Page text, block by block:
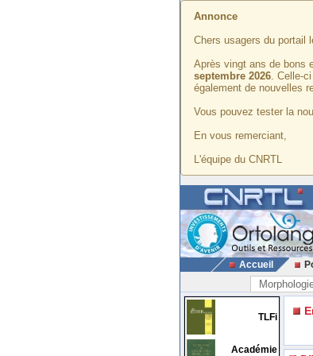
Annonce
Chers usagers du portail
Après vingt ans de bons
septembre 2026. Celle-
également de nouvelles
Vous pouvez tester la
En vous remerciant,
L'équipe du CNRTL
Accueil
TLFi
Académie